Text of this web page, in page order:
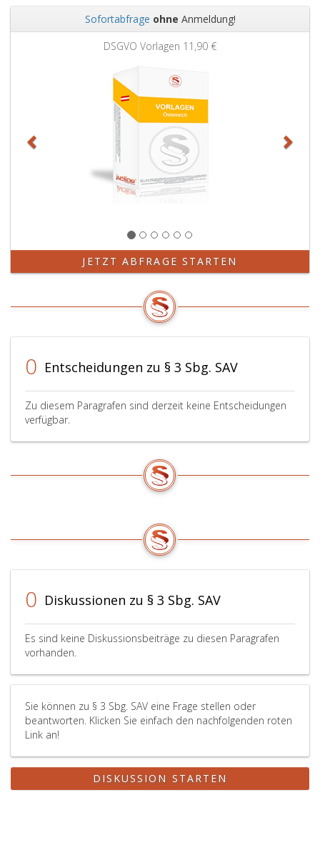
Sofortabfrage ohne Anmeldung!
DSGVO Vorlagen 11,90 €
JETZT ABFRAGE STARTEN
0 Entscheidungen zu § 3 Sbg. SAV
Zu diesem Paragrafen sind derzeit keine Entscheidungen
verfügbar.
0 Diskussionen zu § 3 Sbg. SAV
Es sind keine Diskussionsbeiträge zu diesen Paragrafen
vorhanden.
Sie können zu § 3 Sbg. SAV eine Frage stellen oder
beantworten. Klicken Sie einfach den nachfolgenden roten
Link an!
DISKUSSION STARTEN